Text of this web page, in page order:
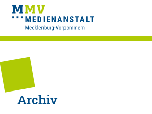
Archiv